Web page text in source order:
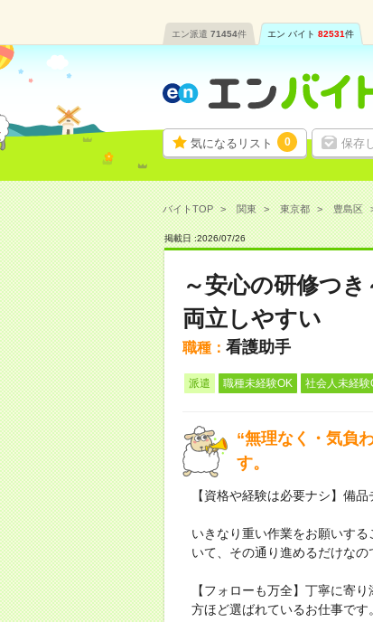
エン派遣 71454件 エン バイト 82531件
気になるリスト 0 保存
バイトTOP 関東 東京都 豊島区
掲載日 :2026/07/26
～安心の研修つ
両立しやすい
職種： 看護助手
派遣 職種未経験OK 社会人未経験
“無理なく・気負
す。
【資格や経験は必要ナシ】備
いきなり重い作業をお願いす
いて、その通り進めるだけなの
【フォローも万全】丁寧に寄
方ほど選ばれているお仕事で